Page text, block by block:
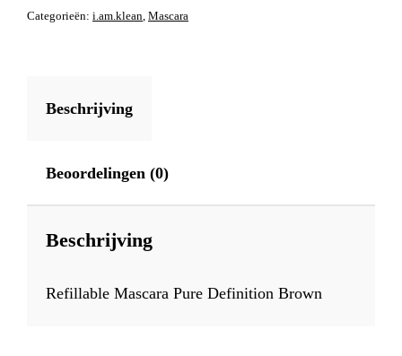
BROWN
Categorieën: i.am.klean Mascara
Beschrijving
Beoordelingen (0)
Beschrijving
Refillable Mascara Pure Definition Brown